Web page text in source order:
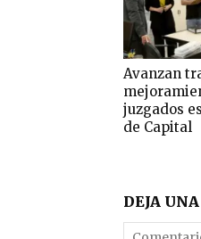
Avanzan
juzgados
de Capital
DEJA